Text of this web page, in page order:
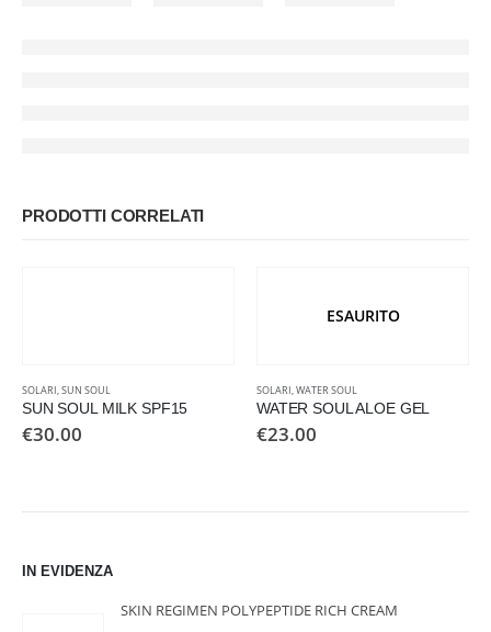
PRODOTTI CORRELATI
SOLARI,SUN SOUL
SUN SOUL MILK SPF15
€30.00
ESAURITO
SOLARI,WATER SOUL
WATER SOUL ALOE GEL
€23.00
IN EVIDENZA
SKIN REGIMEN POLYPEPTIDE RICH CREAM